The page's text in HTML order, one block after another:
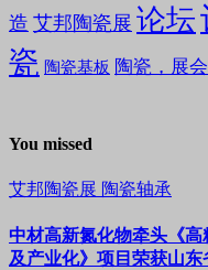
造 艾邦陶瓷展 论坛
瓷 陶瓷基板 陶瓷，展会
You missed
艾邦陶瓷展 陶瓷轴承
中材高新氮化物牵头《
及产业化》项目荣获山